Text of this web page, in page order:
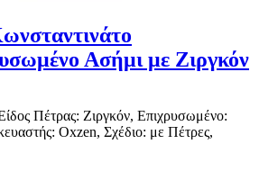
Ασήμι με Ζιργκόν
Πέτρας: Ζιργκόν, Επιχρυσωμένο:
Oxzen, Σχέδιο: με Πέτρες,